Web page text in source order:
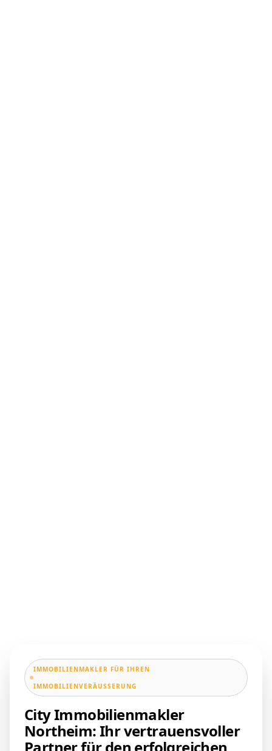
IMMOBILIENMAKLER FÜR IHREN
IMMOBILIENVERÄUSSERUNG
City Immobilienmakler
Northeim: Ihr vertrauensvoller
Partner für den erfolgreichen